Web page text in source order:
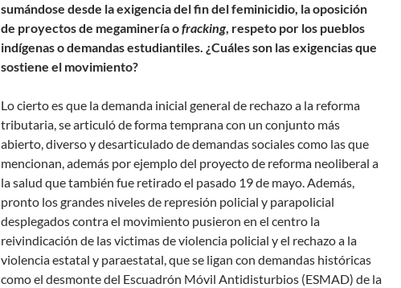
sumándose desde la exigencia del fin del feminicidio, la oposición
de proyectos de megaminería ofracking, respeto por los pueblos
indígenas o demandas estudiantiles. ¿Cuáles son las exigencias que
sostiene el movimiento?
Lo cierto es que la demanda inicial general de rechazo a la reforma
tributaria, se articuló de forma temprana con un conjunto más
abierto, diverso y desarticulado de demandas sociales como las que
mencionan, además por ejemplo del proyecto de reforma neoliberal a
la salud que también fue retirado el pasado 19 de mayo. Además,
pronto los grandes niveles de represión policial y parapolicial
desplegados contra el movimiento pusieron en el centro la
reivindicación de las victimas de violencia policial y el rechazo a la
violencia estatal y paraestatal, que se ligan con demandas históricas
como el desmonte del Escuadrón Móvil Antidisturbios (ESMAD) de la